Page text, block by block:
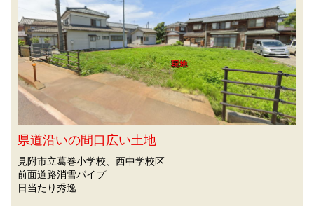
県道沿いの間口広い土地
見附市立葛巻小学校、西中学校区
前面道路消雪パイプ
日当たり秀逸